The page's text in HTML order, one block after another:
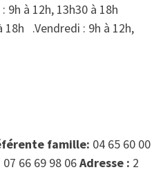
à 12h, 13h30 à 18h
18h .Vendredi : 9h à 12h,
à 17h
famille: 04 65 60 00
07 66 69 98 06Adresse : 2